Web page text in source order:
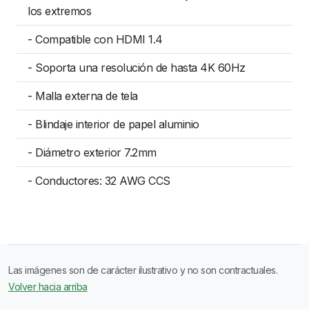
los extremos
- Compatible con HDMI 1.4
- Soporta una resolución de hasta 4K 60Hz
- Malla externa de tela
- Blindaje interior de papel aluminio
- Diámetro exterior 7.2mm
- Conductores: 32 AWG CCS
Las imágenes son de carácter ilustrativo y no son contractuales.
Volver hacia arriba